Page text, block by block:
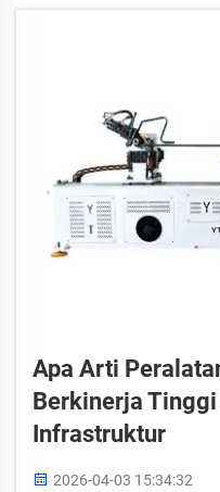
Apa Arti
Berkinerja
Infrastruktur
2026-04-03 15:34:32